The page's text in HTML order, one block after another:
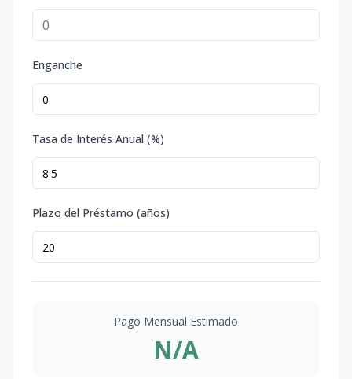
Enganche
Tasa de Interés Anual (%)
Plazo del Préstamo (años)
Pago Mensual Estimado
N/A